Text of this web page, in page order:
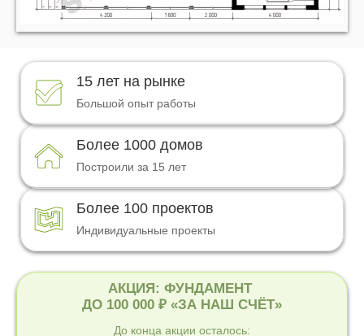
15 лет на рынке
Большой опыт работы
Более 1000 домов
Построили за 15 лет
Более 100 проектов
Индивидуальные проекты
АКЦИЯ: ФУНДАМЕНТ
ДО 100 000 ₽ «ЗА НАШ СЧЁТ»
До конца акции осталось:
00
01
11
12
13
14
15
16
17
18
19
01
02
03